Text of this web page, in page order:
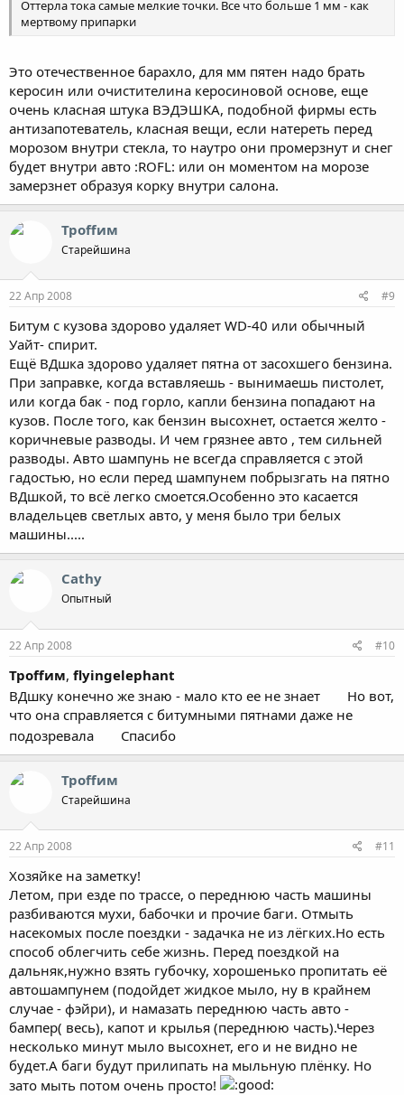
Оттерла тока самые мелкие точки. Все что больше 1 мм - как
мертвому припарки
Это отечественное барахло, для мм пятен надо брать
керосин или очистителина керосиновой основе, еще
очень класная штука ВЭДЭШКА, подобной фирмы есть
антизапотеватель, класная вещи, если натереть перед
морозом внутри стекла, то наутро они промерзнут и снег
будет внутри авто :ROFL: или он моментом на морозе
замерзнет образуя корку внутри салона.
Троffим
Старейшина
22 Апр 2008 #9
Битум с кузова здорово удаляет WD-40 или обычный
Уайт- спирит.
Ещё ВДшка здорово удаляет пятна от засохшего бензина.
При заправке, когда вставляешь - вынимаешь пистолет,
или когда бак - под горло, капли бензина попадают на
кузов. После того, как бензин высохнет, остается желто -
коричневые разводы. И чем грязнее авто , тем сильней
разводы. Авто шампунь не всегда справляется с этой
гадостью, но если перед шампунем побрызгать на пятно
ВДшкой, то всё легко смоется.Особенно это касается
владельцев светлых авто, у меня было три белых
машины.....
Cathy
Опытный
22 Апр 2008 #10
Троffим, flyingelephant
ВДшку конечно же знаю - мало кто ее не знает
Но вот,
что она справляется с битумными пятнами даже не
подозревала
Спасибо
Троffим
Старейшина
22 Апр 2008 #11
Хозяйке на заметку!
Летом, при езде по трассе, о переднюю часть машины
разбиваются мухи, бабочки и прочие баги. Отмыть
насекомых после поездки - задачка не из лёгких.Но есть
способ облегчить себе жизнь. Перед поездкой на
дальняк,нужно взять губочку, хорошенько пропитать её
автошампунем (подойдет жидкое мыло, ну в крайнем
случае - фэйри), и намазать переднюю часть авто -
бампер( весь), капот и крылья (переднюю часть).Через
несколько минут мыло высохнет, его и не видно не
будет.А баги будут прилипать на мыльную плёнку. Но
зато мыть потом очень просто!